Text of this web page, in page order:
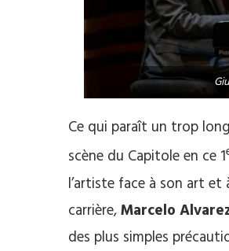
Ce qui paraît un trop
scène du Capitole en ce 1
l’artiste face à son art
carrière,Marcelo
des plus simples